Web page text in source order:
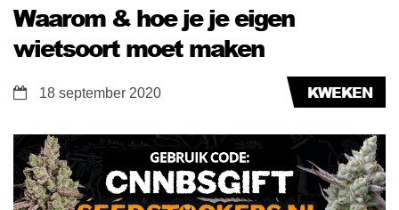
Waarom & hoe je je eigen
wietsoort moet maken
KWEKEN
18 september 2020